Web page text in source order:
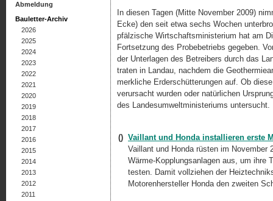
In diesen Tagen (Mitte November 2009)
Ecke) den seit etwa sechs Wochen
pfälzische Wirtschaftsministerium hat am
Fortsetzung des Probebetriebs gegeben.
der Unterlagen des Betreibers durch das
traten in Landau, nachdem die
merkliche Erderschütterungen auf. Ob
verursacht wurden oder natürlichen
des Landesumweltministeriums
() Vaillant und Honda installieren erste
Vaillant und Honda rüsten im November
Wärme-Kopplungsanlagen aus, um ihre
testen. Damit vollziehen der
Motorenhersteller Honda den zweiten
Abmeldung
Bauletter-Archiv
2026
2025
2024
2023
2022
2021
2020
2019
2018
2017
2016
2015
2014
2013
2012
2011